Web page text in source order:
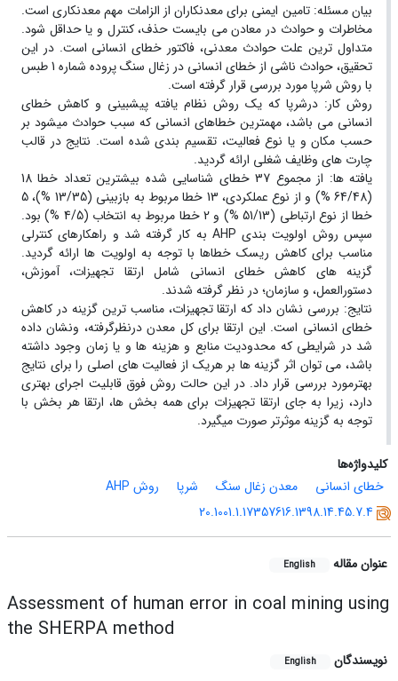
بیان مسئله: تامین ایمنی برای معدنکاران از الزامات مهم معدنکاری است.
مخاطرات و حوادث در معادن می بایست حذف، کنترل و یا حداقل شود.
متداول ترین علت حوادث معدنی، فاکتور خطای انسانی است. در این
تحقیق، حوادث ناشی از خطای انسانی در زغال سنگ پروده شماره 1 طبس
با روش شرپا مورد بررسی قرار گرفته است.
روش کار: درشرپا که یک روش نظام یافته پیشبینی و کاهش خطای
انسانی می باشد، مهمترین خطاهای انسانی که سبب حوادث میشود بر
حسب مکان و یا نوع فعالیت، تقسیم بندی شده است. نتایج در قالب
چارت های وظایف شغلی ارائه گردید.
یافته ها: از مجموع 37 خطای شناسایی شده بیشترین تعداد خطا 18
(64/48 %) و از نوع عملکردی، 13 خطا مربوط به بازبینی (13/35 %)، 5
خطا از نوع ارتباطی (51/13 %) و 2 خطا مربوط به انتخاب (4/5 %) بود.
سپس روش اولویت بندی AHP به کار گرفته شد و راهکارهای کنترلی
مناسب برای کاهش ریسک خطاها با توجه به اولویت ها ارائه گردید.
گزینه های کاهش خطای انسانی شامل ارتقا تجهیزات، آموزش،
دستورالعمل، و سازمان؛ در نظر گرفته شدند.
نتایج: بررسی نشان داد که ارتقا تجهیزات، مناسب ترین گزینه در کاهش
خطای انسانی است. این ارتقا برای کل معدن درنظرگرفته، ونشان داده
شد در شرایطی که محدودیت منابع و هزینه ها و یا زمان وجود داشته
باشد، می توان اثر گزینه ها بر هریک از فعالیت های اصلی را برای نتایج
بهترمورد بررسی قرار داد. در این حالت روش فوق قابلیت اجرای بهتری
دارد، زیرا به جای ارتقا تجهیزات برای همه بخش ها، ارتقا هر بخش با
توجه به گزینه موثرتر صورت میگیرد.
کلیدواژه‌ها
خطای انسانی
معدن زغال سنگ شرپا
روش AHP
20.1001.1.17357616.1398.14.45.7.4
عنوان مقاله English
Assessment of human error in coal mining using
the SHERPA method
نویسندگان English